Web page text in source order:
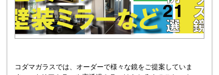
コダマガラスでは、オーダーで様々な鏡をご提案していま